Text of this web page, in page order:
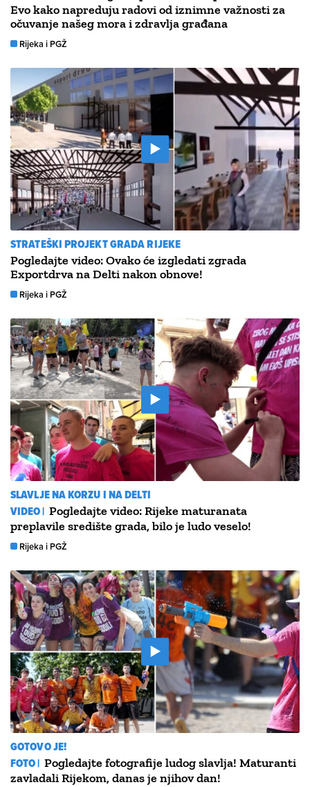
Evo kako napreduju radovi od iznimne važnosti za
očuvanje našeg mora i zdravlja građana
Rijeka i PGŽ
STRATEŠKI PROJEKT GRADA RIJEKE
Pogledajte video: Ovako će izgledati zgrada
Exportdrva na Delti nakon obnove!
Rijeka i PGŽ
SLAVLJE NA KORZU I NA DELTI
VIDEO | Pogledajte video: Rijeke maturanata
preplavile središte grada, bilo je ludo veselo!
Rijeka i PGŽ
GOTOVO JE!
FOTO | Pogledajte fotografije ludog slavlja! Maturanti
zavladali Rijekom, danas je njihov dan!